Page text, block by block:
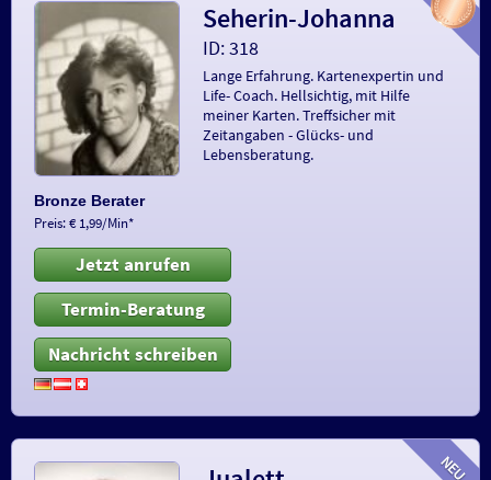
Seherin-Johanna
ID: 318
Lange Erfahrung. Kartenexpertin und
Life- Coach. Hellsichtig, mit Hilfe
meiner Karten. Treffsicher mit
Zeitangaben - Glücks- und
Lebensberatung.
Bronze Berater
Preis: € 1,99/Min*
Jetzt anrufen
Termin-Beratung
Nachricht schreiben